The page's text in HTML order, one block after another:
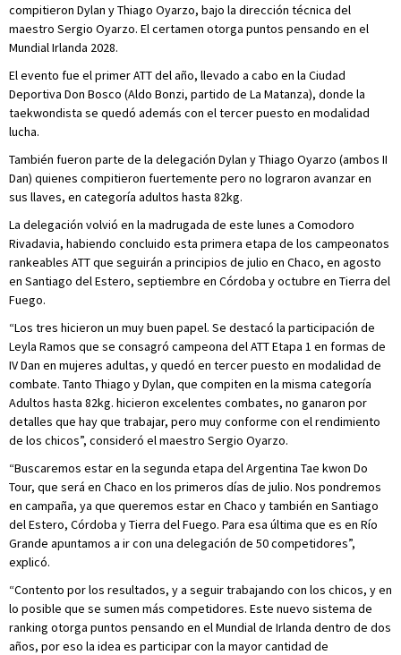
compitieron Dylan y Thiago Oyarzo, bajo la dirección técnica del
maestro Sergio Oyarzo. El certamen otorga puntos pensando en el
Mundial Irlanda 2028.
El evento fue el primer ATT del año, llevado a cabo en la Ciudad
Deportiva Don Bosco (Aldo Bonzi, partido de La Matanza), donde la
taekwondista se quedó además con el tercer puesto en modalidad
lucha.
También fueron parte de la delegación Dylan y Thiago Oyarzo (ambos II
Dan) quienes compitieron fuertemente pero no lograron avanzar en
sus llaves, en categoría adultos hasta 82kg.
La delegación volvió en la madrugada de este lunes a Comodoro
Rivadavia, habiendo concluido esta primera etapa de los campeonatos
rankeables ATT que seguirán a principios de julio en Chaco, en agosto
en Santiago del Estero, septiembre en Córdoba y octubre en Tierra del
Fuego.
“Los tres hicieron un muy buen papel. Se destacó la participación de
Leyla Ramos que se consagró campeona del ATT Etapa 1 en formas de
IV Dan en mujeres adultas, y quedó en tercer puesto en modalidad de
combate. Tanto Thiago y Dylan, que compiten en la misma categoría
Adultos hasta 82kg. hicieron excelentes combates, no ganaron por
detalles que hay que trabajar, pero muy conforme con el rendimiento
de los chicos”, consideró el maestro Sergio Oyarzo.
“Buscaremos estar en la segunda etapa del Argentina Tae kwon Do
Tour, que será en Chaco en los primeros días de julio. Nos pondremos
en campaña, ya que queremos estar en Chaco y también en Santiago
del Estero, Córdoba y Tierra del Fuego. Para esa última que es en Río
Grande apuntamos a ir con una delegación de 50 competidores”,
explicó.
“Contento por los resultados, y a seguir trabajando con los chicos, y en
lo posible que se sumen más competidores. Este nuevo sistema de
ranking otorga puntos pensando en el Mundial de Irlanda dentro de dos
años, por eso la idea es participar con la mayor cantidad de